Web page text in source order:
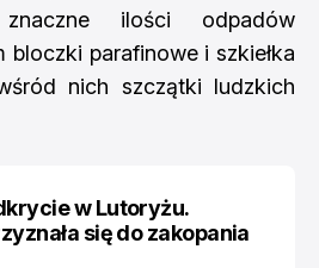
ilości odpadów
parafinowe i szkiełka
nich szczątki ludzkich
w Lutoryżu.
się do zakopania